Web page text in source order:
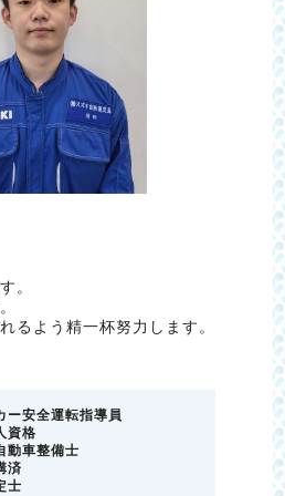
。
るよう精一杯努力します。
ー安全運転指導員
資格
動車整備士
済
士